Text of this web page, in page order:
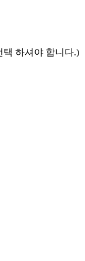
택 하셔야 합니다.)